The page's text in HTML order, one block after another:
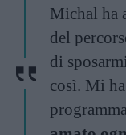
Michal ha
del
di
così. Mi